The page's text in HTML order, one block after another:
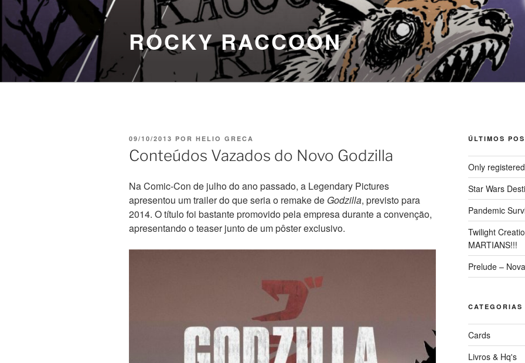
Pular
para
conteúdo
ROCKY RACCOON
PUBLICADO
EM
09/10/2013 POR HELIO GRECA
Conteúdos Vazados do Novo Godzilla
Na Comic-Con de julho do ano passado, a Legendary Pictures
apresentou um trailer do que seria o remake de Godzilla, previsto para
2014. O título foi bastante promovido pela empresa durante a convenção,
apresentando o teaser junto de um pôster exclusivo.
ÚLTIMOS
Only
Star Wars
Pandemic
Twilight
MARTIANS!!!
Prelude –
CATEGORIAS
Cards
Livros & Hq's